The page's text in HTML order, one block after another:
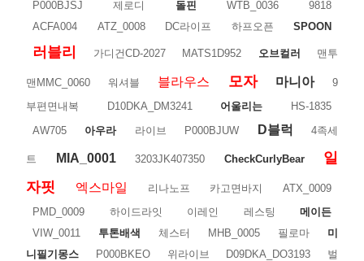
P000BJSJ 제로디 돌핀 WTB_0036
9818
ACFA004
ATZ_0008 DC라이프 하프오픈 SPOON
러블리 가디건CD-2027 MATS1D952 오브컬러 맨투
맨MMC_0060 워셔블 블라우스 모자 마니아
9
부편면내복
D10DKA_DM3241 어울리는
HS-1835
AW705
아우라 라이브 P000BJUW D블럭 4족세
트 MIA_0001 3203JK407350 CheckCurlyBear
일
자핏
엑스마일 리나노프 카고면바지
ATX_0009
PMD_0009
하이드라잇 이레인 레스팅
메이든
VIW_0011
투톤배색 체스터 MHB_0005 필로마
미
니필기몽스
P000BKEO 위라이브 D09DKA_DO3193
벌